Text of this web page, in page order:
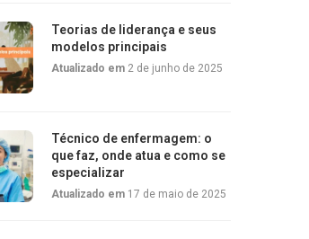
Teorias de liderança e seus
modelos principais
Atualizado em 2 de junho de 2025
Técnico de enfermagem: o
que faz, onde atua e como se
especializar
Atualizado em 17 de maio de 2025